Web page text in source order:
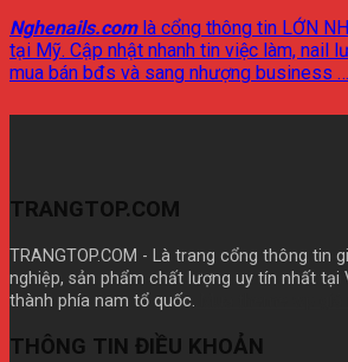
Nghenails.comlà cổng thông tin LỚN
tại Mỹ. Cập nhật nhanh tin việc làm, nail
mua bán bđs và sang nhượng business …
TRANGTOP.COM
TRANGTOP.COM - Là trang cổng thông tin
nghiệp, sản phẩm chất lượng uy tín nhất tại
thành phía nam tổ quốc.
THÔNG TIN ĐIỀU KHOẢN